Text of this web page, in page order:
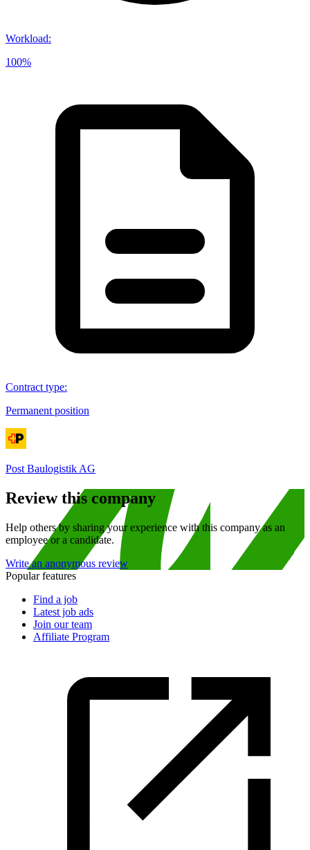
Workload:
100%
Contract type:
Permanent position
Post Baulogistik AG
Review this company
Help others by sharing your experience with this company as an
employee or a candidate.
Write an anonymous review
Popular features
Find a job
Latest job ads
Join our team
Affiliate Program